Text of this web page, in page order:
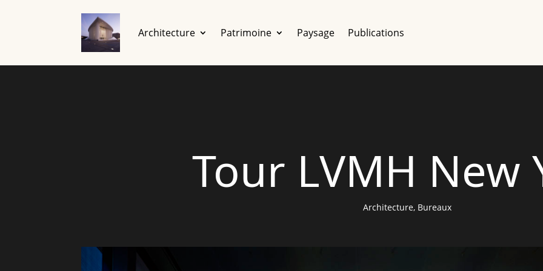
Architecture Patrimoine Paysage Publications
Tour LVMH New
Architecture, Bureaux